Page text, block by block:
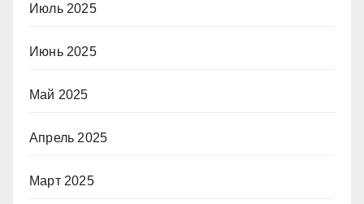
Июль 2025
Июнь 2025
Май 2025
Апрель 2025
Март 2025